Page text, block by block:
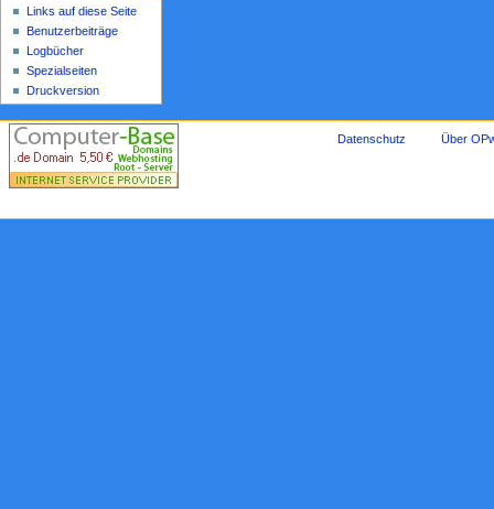
Links auf diese Seite
Benutzerbeiträge
Logbücher
Spezialseiten
Druckversion
Datenschutz Über